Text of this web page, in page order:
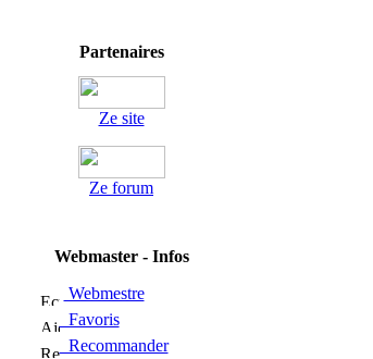
Partenaires
Ze site
Ze forum
Webmaster - Infos
Webmestre
Favoris
Recommander